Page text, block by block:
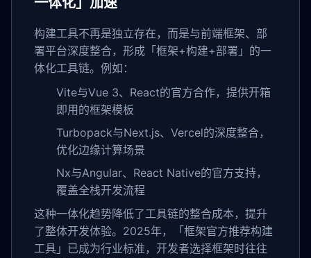
构建工具不再是独立存在，而是与前端框架、部
署平台深度整合，形成「框架+构建+部署」的一
体化工具链。例如：
Vite与Vue 3、React的官方合作，提供开箱
即用的框架模板
Turbopack与Next.js、Vercel的深度整合，
优化边缘计算场景
Nx与Angular、React Native的官方支持，
覆盖全栈开发流程
这种一体化趋势降低了工具链的整合成本，提升
了整体开发体验。2025年，「框架官方推荐构建
工具」已成为行业标准，开发者选择框架时往往